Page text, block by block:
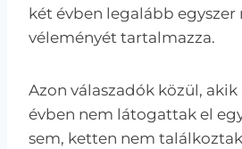
két évben legalább
véleményét tartalmazza.
Azon válaszadók közül,
évben nem látogattak el
sem, ketten nem